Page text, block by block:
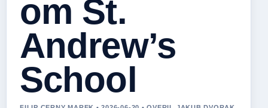
om St.
Andrew’s
School